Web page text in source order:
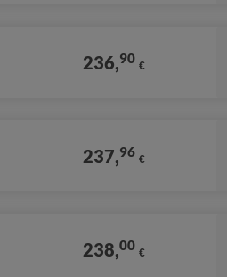
236,90 €
237,96 €
238,00 €